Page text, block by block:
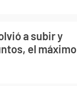
a subir y
el máximo